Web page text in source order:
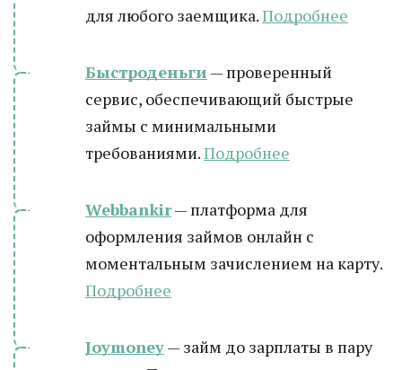
для любого заемщика.Подробнее
Быстроденьги — проверенный
сервис, обеспечивающий быстрые
займы с минимальными
требованиями.Подробнее
Webbankir— платформа для
оформления займов онлайн с
моментальным зачислением на карту.
Подробнее
Joymoney— займ до зарплаты в пару